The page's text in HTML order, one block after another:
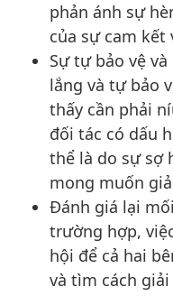
phản ánh sự
của sự cam
Sự tự bảo vệ
lắng và tự bảo
thấy cần phải
đối tác có dấu
thể là do sự sợ
mong muốn
Đánh giá lại
trường hợp,
hội để cả hai
và tìm cách